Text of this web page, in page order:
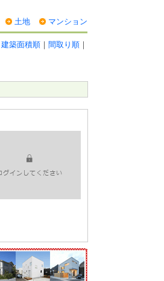
土地 マンション
建築面積順 ｜ 間取り順 ｜